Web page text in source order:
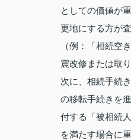
としての価値が
更地にする方が
（例：「相続空
震改修または取
次に、相続手続
の移転手続きを
付する「被相続
を満たす場合に